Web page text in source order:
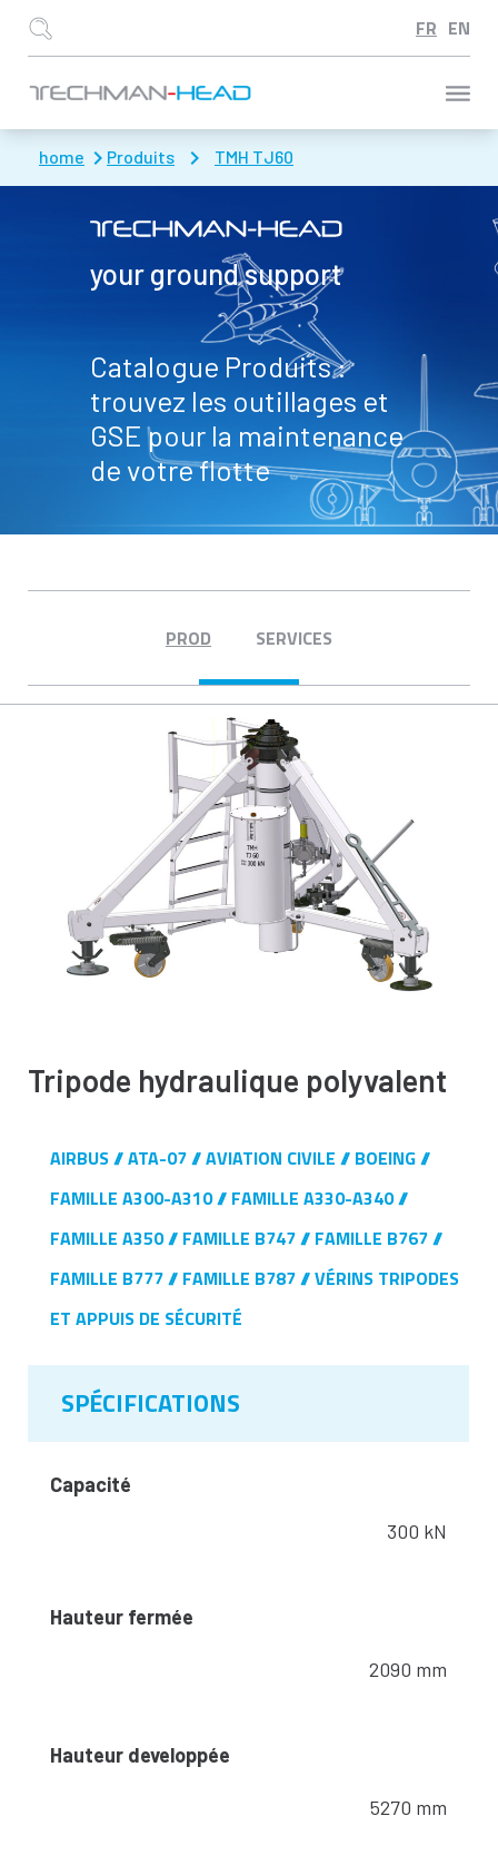
Aller à :
home Produits TMH TJ60
your ground support
Catalogue Produits :
trouvez les outillages et
GSE pour la maintenance
de votre flotte
PROD SERVICES
Tripode hydraulique polyvalent
AIRBUS ATA-07 AVIATION CIVILE
BOEING
FAMILLE A300-A310
FAMILLE A330-A340
FAMILLE A350
FAMILLE B747
FAMILLE B767
FAMILLE B777
FAMILLE B787
VÉRINS TRIPODES
ET APPUIS DE SÉCURITÉ
SPÉCIFICATIONS
Capacité
300 kN
Hauteur fermée
2090 mm
Hauteur developpée
5270 mm